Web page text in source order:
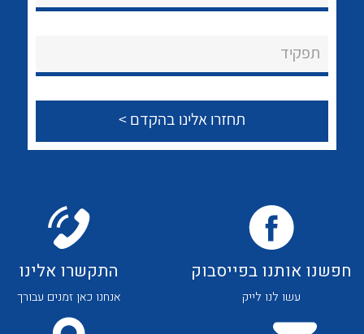
לכל מוצרי היצרן לכל מוצרי היצרן
לכל מוצרי היצרן לכל מוצרי היצרן
לכל מוצרי היצרן לכל מוצרי היצרן
תפקיד
חפשנו אותנו בפייסבוק
עשו לנו לייק
התקשרו אלינו
אנחנו כאן זמנים עבורך